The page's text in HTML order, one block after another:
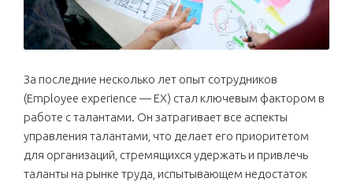
За последние несколько лет опыт сотрудников
(Employee experience — EX) стал ключевым фактором в
работе с талантами. Он затрагивает все аспекты
управления талантами, что делает его приоритетом
для организаций, стремящихся удержать и привлечь
таланты на рынке труда, испытывающем недостаток